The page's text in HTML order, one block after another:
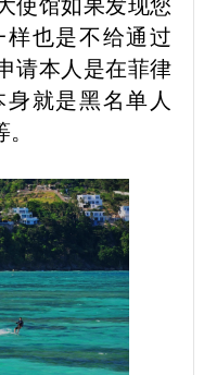
使馆如果发现您
也是不给通过
请本人是在菲律
就是黑名单人